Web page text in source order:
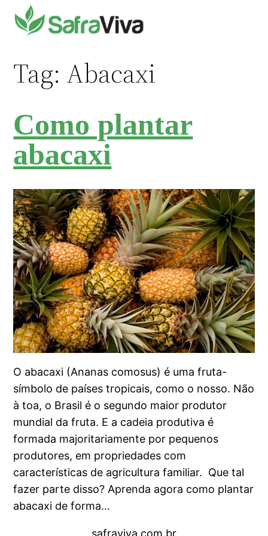
para
Tag: Abacaxi
Como plantar
abacaxi
O abacaxi (Ananas comosus) é uma fruta-
símbolo de países tropicais, como o nosso. Não
à toa, o Brasil é o segundo maior produtor
mundial da fruta. E a cadeia produtiva é
formada majoritariamente por pequenos
produtores, em propriedades com
características de agricultura familiar. Que tal
fazer parte disso? Aprenda agora como plantar
abacaxi de forma…